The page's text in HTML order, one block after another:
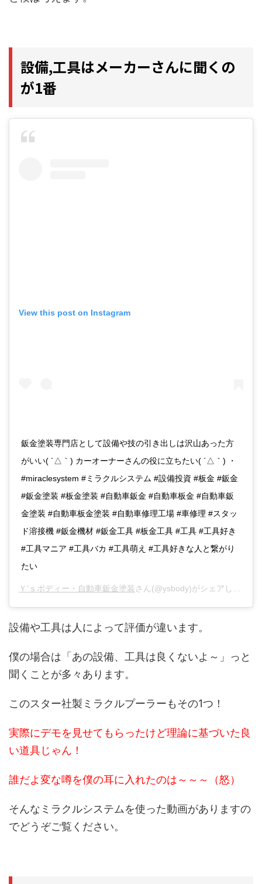
設備,工具はメーカーさんに聞くの
が1番
View this post on Instagram
鈑金塗装専門店として設備や技の引き出しは沢山あった方
がいい( ´△｀) カーオーナーさんの役に立ちたい( ´△｀) ・
#miraclesystem #ミラクルシステム #設備投資 #板金 #鈑金
#鈑金塗装 #板金塗装 #自動車鈑金 #自動車板金 #自動車鈑
金塗装 #自動車板金塗装 #自動車修理工場 #車修理 #スタッ
ド溶接機 #鈑金機材 #鈑金工具 #板金工具 #工具 #工具好き
#工具マニア #工具バカ #工具萌え #工具好きな人と繋がり
たい
Ｙ’ｓボディー・自動車鈑金塗装さん(@ysbody)がシェアした投稿 -
設備や工具は人によって評価が違います。
僕の場合は「あの設備、工具は良くないよ～」っと
聞くことが多々あります。
このスター社製ミラクルプーラーもその1つ！
実際にデモを見せてもらったけど理論に基づいた良
い道具じゃん！
誰だよ変な噂を僕の耳に入れたのは～～～（怒）
そんなミラクルシステムを使った動画がありますの
でどうぞご覧ください。